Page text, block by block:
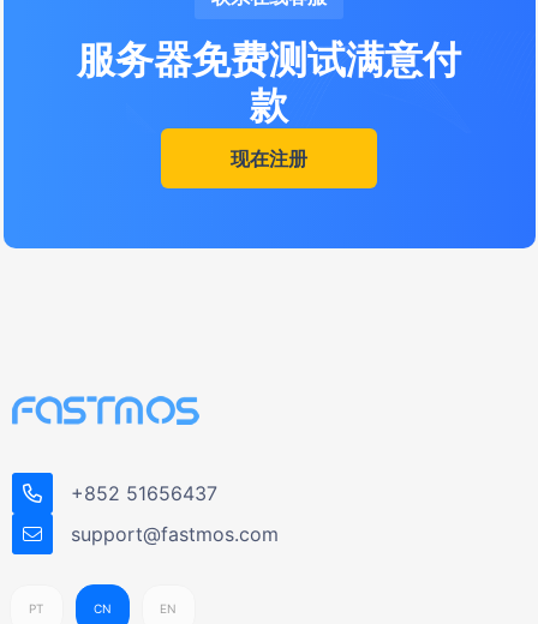
服务器免费测试满意付
款
现在注册
+852 51656437
support@fastmos.com
PT CN EN